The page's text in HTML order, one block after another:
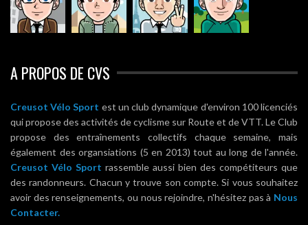
A PROPOS DE CVS
Creusot Vélo Sport est un club dynamique d'environ 100 licenciés
qui propose des activités de cyclisme sur Route et de VTT. Le Club
propose des entraînements collectifs chaque semaine, mais
également des organsiations (5 en 2013) tout au long de l'année.
Creusot Vélo Sport rassemble aussi bien des compétiteurs que
des randonneurs. Chacun y trouve son compte. Si vous souhaitez
avoir des renseignements, ou nous rejoindre, n'hésitez pas à Nous
Contacter.